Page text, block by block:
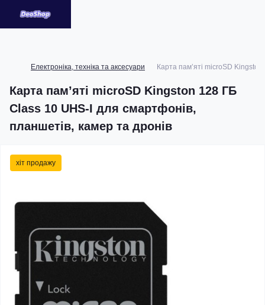
Електроніка, техніка та аксесуари Карта пам’яті microSD
Карта пам’яті microSD Kingston 128 ГБ
Class 10 UHS-I для смартфонів,
планшетів, камер та дронів
хіт продажу